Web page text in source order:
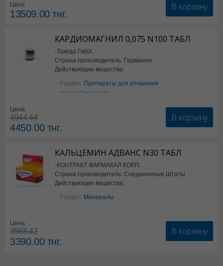
Цена
13509.00тнг.
В корзину
КАРДИОМАГНИЛ 0,075 N100 ТАБЛ
-Такеда ГмбХ
Страна производитель: Германия
Действующие вещества:
ацетилсалициловая кислота
Раздел: Препараты для улчшения
кровообращения
Цена
4944.44
4450.00тнг.
В корзину
КАЛЬЦЕМИН АДВАНС N30 ТАБЛ
-КОНТРАКТ ФАРМАКАЛ КОРП.
Страна производитель: Соединенные Штаты
Америки
Действующие вещества:
Колекальциферол+Кальция
карбонат
Раздел: Минералы
Цена
3568.42
3390.00тнг.
В корзину